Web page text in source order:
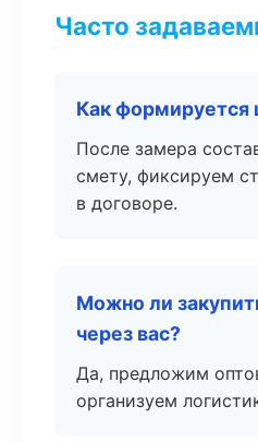
Часто
Как формируется
После замера
смету, фиксируем
в договоре.
Можно ли
через вас?
Да, предложим
организуем